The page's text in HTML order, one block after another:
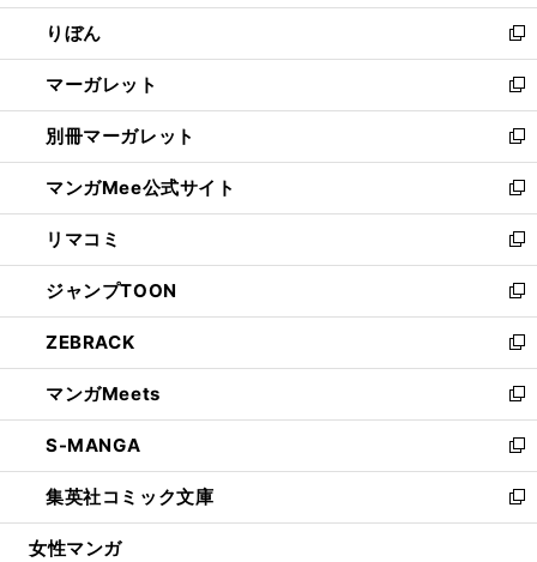
開
く
ウ
で
開
く
ン
ド
ウ
で
開
く
ウ
ィ
ン
ド
ウ
で
開
く
りぼん
新
し
い
ウ
ィ
ン
ド
ウ
で
開
く
マーガレット
新
し
い
ウ
ィ
ン
ド
ウ
で
開
く
別冊マーガレット
新
し
い
ウ
ィ
ン
ド
ウ
で
開
く
マンガMee公式サイト
新
し
い
ウ
ィ
ン
ド
ウ
で
開
く
リマコミ
新
し
い
ウ
ィ
ン
ド
ウ
で
開
く
ジャンプTOON
新
し
い
ウ
ィ
ン
ド
ウ
で
開
ZEBRACK
新
し
い
ウ
ィ
ン
ド
ウ
マンガMeets
新
し
い
ウ
ィ
ン
S-MANGA
新
し
い
ウ
集英社コミック文庫
新
し
女性マンガ